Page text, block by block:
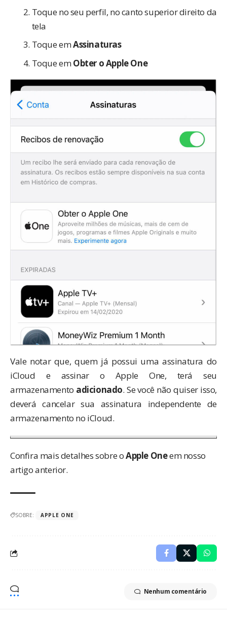
Toque no seu perfil, no canto superior direito da
tela
Toque emAssinaturas
Toque emObter o Apple One
Vale notar que, quem já possui uma assinatura do
iCloud e assinar o Apple One, terá seu
armazenamento adicionado. Se você não quiser isso,
deverá cancelar sua assinatura independente de
armazenamento no iCloud.
Confira mais detalhes sobre oApple Oneem nosso
artigo anterior.
SOBRE: APPLE ONE
Nenhum comentário